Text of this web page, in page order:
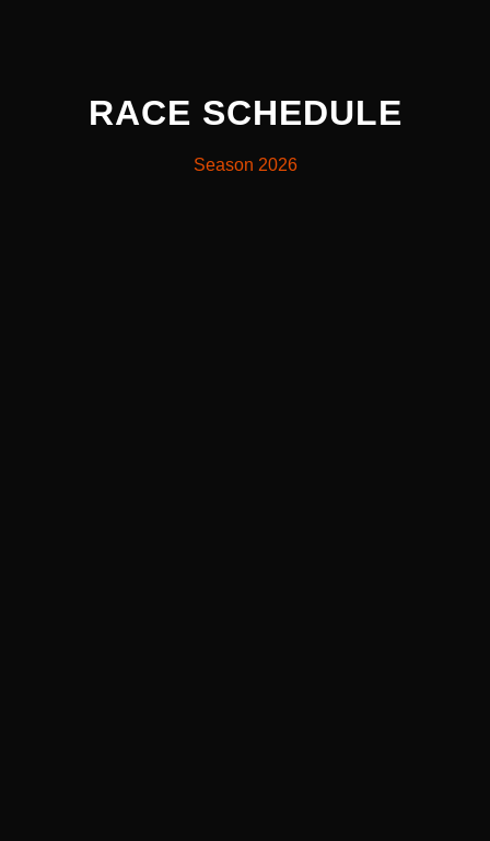
RACE SCHEDULE
Season 2026